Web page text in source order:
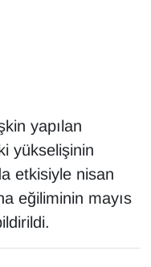
yapılan
yükselişinin
etkisiyle nisan
eğiliminin mayıs